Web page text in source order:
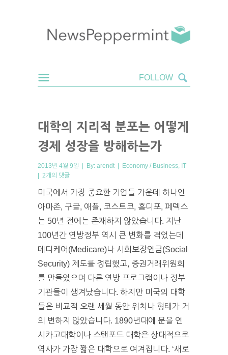
대학의 지리적 분포는 어떻게
경제 성장을 방해하는가
2013년 4월 9일 | By: arendt | Economy / Business IT
| 2개의 댓글
미국에서 가장 중요한 기업들 가운데 하나인
아마존, 구글, 애플, 코스트코, 홈디포, 페덱스
는 50년 전에는 존재하지 않았습니다. 지난
100년간 연방정부 역시 큰 변화를 겪었는데
메디케어(Medicare)나 사회보장연금(Social
Security) 제도를 정립했고, 증권거래위원회
를 만들었으며 다른 연방 프로그램이나 정부
기관들이 생겨났습니다. 하지만 미국의 대학
들은 비교적 오랜 세월 동안 위치나 형태가 거
의 변하지 않았습니다. 1890년대에 문을 연
시카고대학이나 스탠포드 대학은 상대적으로
역사가 가장 짧은 대학으로 여겨집니다. ‘새로